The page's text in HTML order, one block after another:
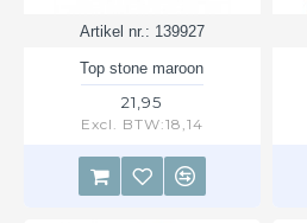
Artikel nr.: 139927
Top stone maroon
21,95
Excl. BTW:18,14